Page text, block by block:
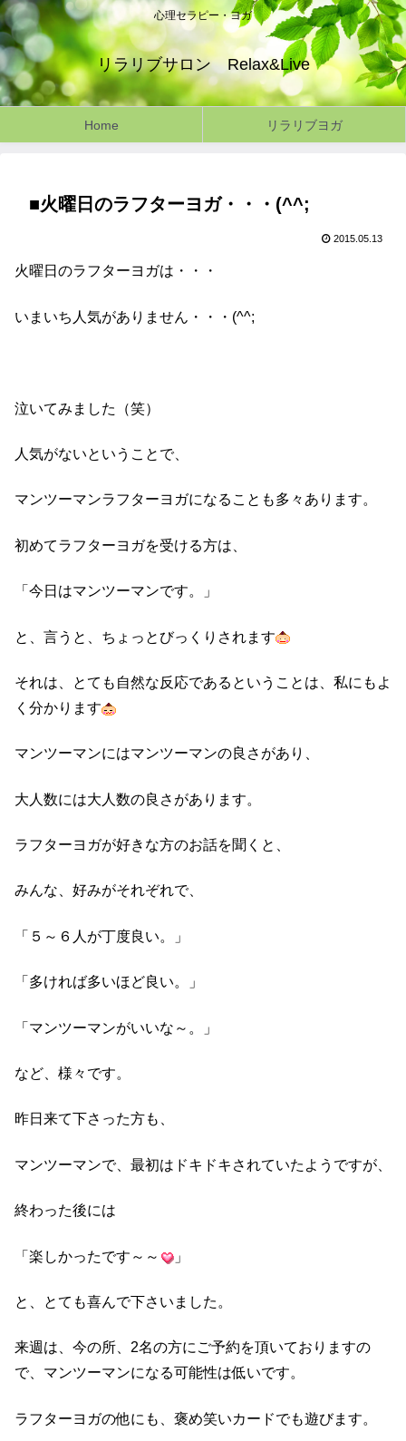
心理セラピー・ヨガ
リラリブサロン Relax&Live
Home リラリブヨガ
■火曜日のラフターヨガ・・・(^^;
2015.05.13
火曜日のラフターヨガは・・・
いまいち人気がありません・・・(^^;
泣いてみました（笑）
人気がないということで、
マンツーマンラフターヨガになることも多々あります。
初めてラフターヨガを受ける方は、
「今日はマンツーマンです。」
と、言うと、ちょっとびっくりされます
それは、とても自然な反応であるということは、私にもよ
く分かります
マンツーマンにはマンツーマンの良さがあり、
大人数には大人数の良さがあります。
ラフターヨガが好きな方のお話を聞くと、
みんな、好みがそれぞれで、
「５～６人が丁度良い。」
「多ければ多いほど良い。」
「マンツーマンがいいな～。」
など、様々です。
昨日来て下さった方も、
マンツーマンで、最初はドキドキされていたようですが、
終わった後には
「楽しかったです～～ 」
と、とても喜んで下さいました。
来週は、今の所、2名の方にご予約を頂いておりますの
で、マンツーマンになる可能性は低いです。
ラフターヨガの他にも、褒め笑いカードでも遊びます。